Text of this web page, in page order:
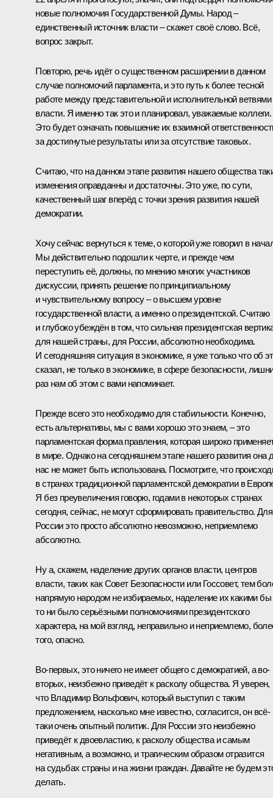
новые полномочия Государственной Думы. Народ –
единственный источник власти – скажет своё слово. Всё,
вопрос закрыт.
Повторю, речь идёт о существенном расширении в данном
случае полномочий парламента, и это путь к более тесной
работе между представительной и исполнительной ветвями
власти. Я именно так это и планировал, уважаемые коллеги.
Это будет означать повышение их взаимной
за достигнутые результаты или за отсутствие таковых.
Считаю, что на данном этапе развития нашего общества
изменения оправданны и достаточны. Это уже, по сути,
качественный шаг вперёд с точки зрения развития нашей
демократии.
Хочу сейчас вернуться к теме, о которой уже говорил в
Мы действительно подошли к черте, и прежде чем
переступить её, должны, по мнению многих участников
дискуссии, принять решение по принципиальному
и чувствительному вопросу – о высшем уровне
государственной власти, а именно о президентской. Считаю
и глубоко убеждён в том, что сильная президентская
для нашей страны, для России, абсолютно необходима.
И сегодняшняя ситуация в экономике, я уже только что об
сказал, не только в экономике, в сфере безопасности,
раз нам об этом с вами напоминает.
Прежде всего это необходимо для стабильности. Конечно,
есть альтернативы, мы с вами хорошо это знаем, – это
парламентская форма правления, которая широко
в мире. Однако на сегодняшнем этапе нашего развития она
нас не может быть использована. Посмотрите, что
в странах традиционной парламентской демократии в
Я без преувеличения говорю, годами в некоторых странах
сегодня, сейчас, не могут сформировать правительство. Для
России это просто абсолютно невозможно, неприемлемо
абсолютно.
Ну а, скажем, наделение других органов власти, центров
власти, таких как Совет Безопасности или Госсовет, тем
напрямую народом не избираемых, наделение их какими бы
то ни было серьёзными полномочиями президентского
характера, на мой взгляд, неправильно и неприемлемо,
того, опасно.
Во-первых, это ничего не имеет общего с демократией, а во-
вторых, неизбежно приведёт к расколу общества. Я уверен,
что Владимир Вольфович, который выступил с таким
предложением, насколько мне известно, согласится, он всё-
таки очень опытный политик. Для России это неизбежно
приведёт к двоевластию, к расколу общества и самым
негативным, а возможно, и трагическим образом отразится
на судьбах страны и на жизни граждан. Давайте не будем
делать.